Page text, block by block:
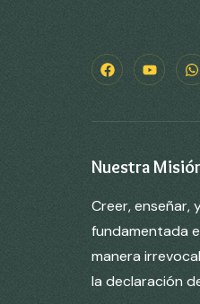
Nuestra
Creer, enseñar,
fundamentada
manera
la declaración